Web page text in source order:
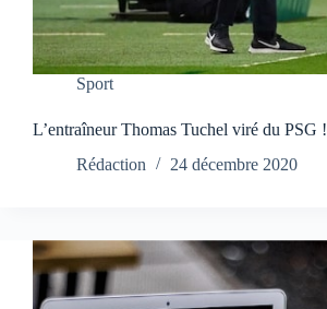
Sport
L’entraîneur Thomas Tuchel viré du PSG !
Rédaction
24 décembre 2020